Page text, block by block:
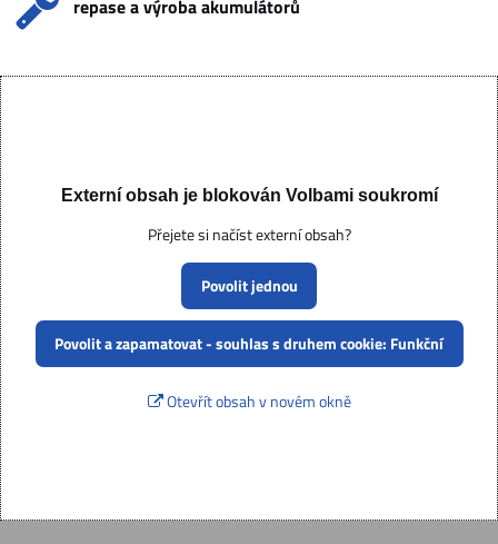
repase a výroba akumulátorů
Externí obsah je blokován Volbami soukromí
Přejete si načíst externí obsah?
Povolit jednou
Povolit a zapamatovat - souhlas s druhem cookie: Funkční
Otevřít obsah v novém okně